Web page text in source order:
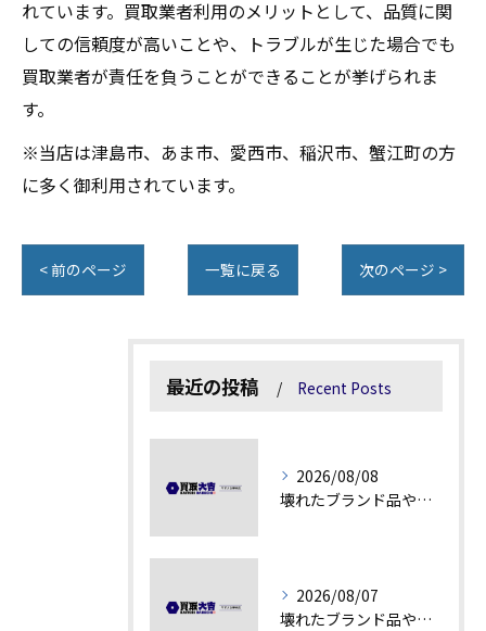
れています。買取業者利用のメリットとして、品質に関
しての信頼度が高いことや、トラブルが生じた場合でも
買取業者が責任を負うことができることが挙げられま
す。
※当店は津島市、あま市、愛西市、稲沢市、蟹江町の方
に多く御利用されています。
< 前のページ 一覧に戻る 次のページ >
最近の投稿 Recent Posts
2026/08/08
壊れたブランド品や汚れアクセサリーの買取価値解説
2026/08/07
壊れたブランド品や古物の価値を見極める秘訣